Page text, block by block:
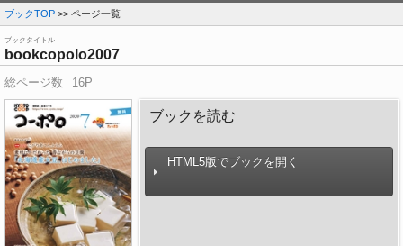
ブックTOP >> ページ一覧
ブックタイトル
bookcopolo2007
総ページ数 16P
ブックを読む
HTML5版でブックを開く